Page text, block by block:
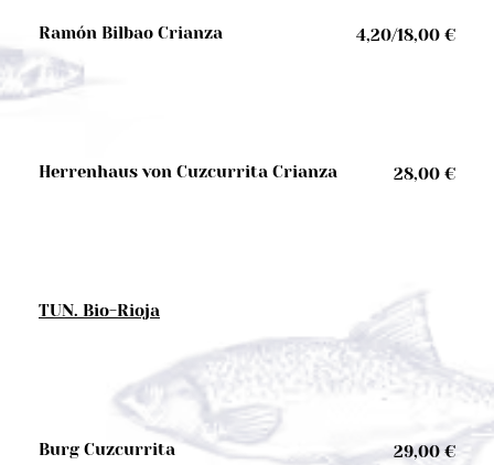
Ramón Bilbao Crianza 4,20/18,00 €
Herrenhaus von Cuzcurrita Crianza 28,00 €
TUN. Bio-Rioja
Burg Cuzcurrita 29,00 €